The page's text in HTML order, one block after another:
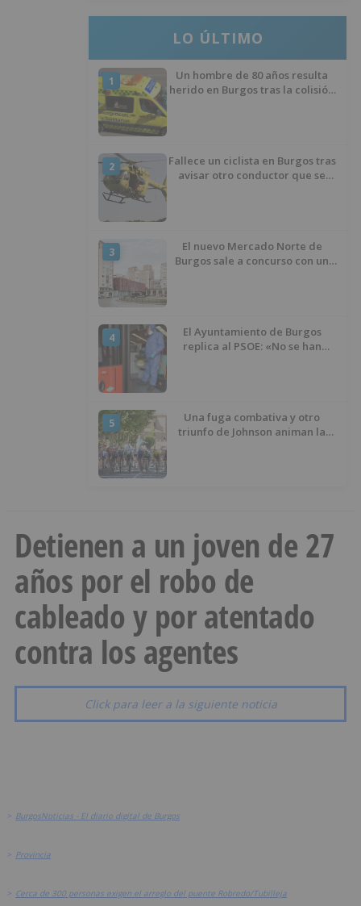
LO ÚLTIMO
1
Un hombre de 80 años resulta
herido en Burgos tras la colisión
2
Fallece un ciclista en Burgos tras
avisar otro conductor que se
3
El nuevo Mercado Norte de
Burgos sale a concurso con un
4
El Ayuntamiento de Burgos
replica al PSOE: «No se han
5
Una fuga combativa y otro
triunfo de Johnson animan la
Detienen a un joven de 27
años por el robo de
cableado y por atentado
contra los agentes
Click para leer a la siguiente noticia
> BurgosNoticias - El diario digital de Burgos
> Provincia
> Cerca de 300 personas exigen el arreglo del puente Robredo/Tubilleja